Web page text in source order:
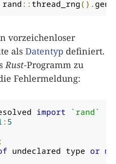
rand:: thread_rng().
vorzeichenloser
als Datentyp definiert.
Rust-Programm zu
Fehlermeldung:
import
`rand`
: 5
;
undeclared type or